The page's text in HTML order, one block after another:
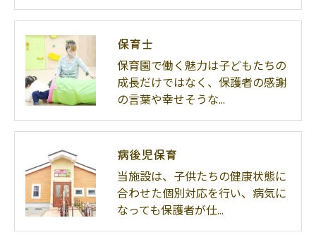
保育士
保育園で働く魅力は子どもたちの
成長だけではなく、保護者の感謝
の言葉や幸せそうな…
病後児保育
当施設は、子供たちの健康状態に
合わせた個別対応を行い、病気に
なっても保護者が仕…